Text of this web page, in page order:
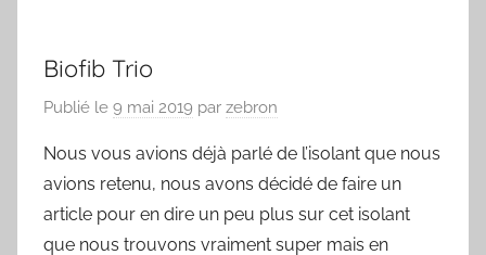
Biofib Trio
Publié le 9 mai 2019 par zebron
Nous vous avions déjà parlé de l’isolant que nous
avions retenu, nous avons décidé de faire un
article pour en dire un peu plus sur cet isolant
que nous trouvons vraiment super mais en